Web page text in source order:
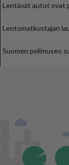
Lentävät autot ovat
Lentomatkustajan
Suomen pelimuseo